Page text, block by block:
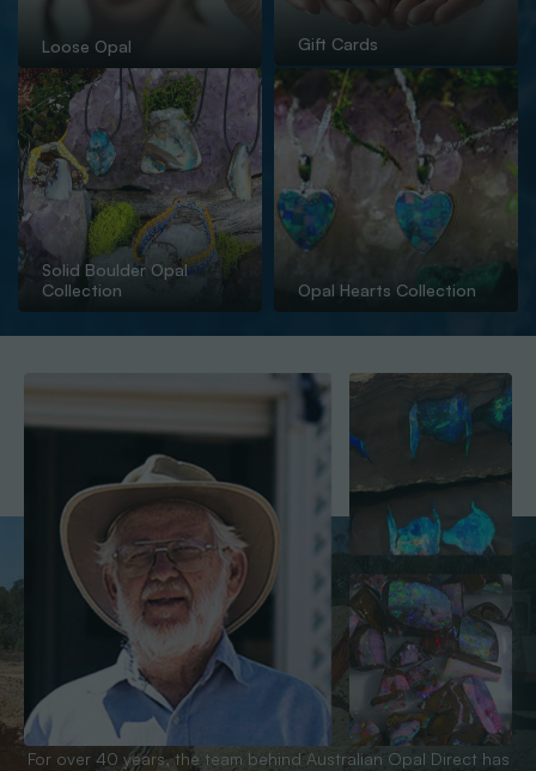
Loose Opal Gift Cards
Solid Boulder Opal
Collection
Opal Hearts Collection
For over 40 years, the team behind Australian Opal Direct has